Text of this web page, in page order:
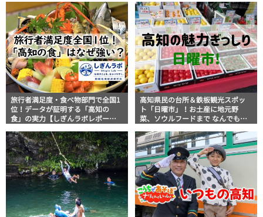
旅行者満足度・食べ物部門で全国1
位！データが証明する「高知の
食」の実力【しぎんラボレポー
高知県民の台所＆鉄板観光スポッ
ト「日曜市」！お土産に地元野
菜、ソウルフードまで なんでもそ
説！